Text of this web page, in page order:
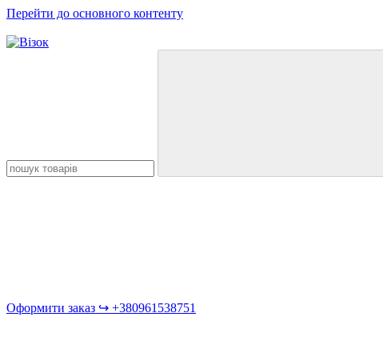
Перейти до основного контенту
Оформити заказ ↪︎ +380961538751